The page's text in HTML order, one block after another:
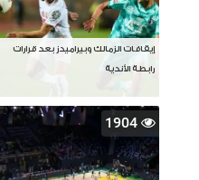
إيقافات الزمالك وبيراميدز بعد قرارات
رابطة الأندية
1904